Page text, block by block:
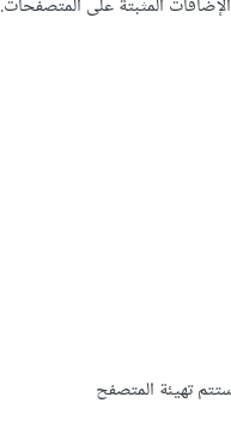
المثبتة على المتصفحات.